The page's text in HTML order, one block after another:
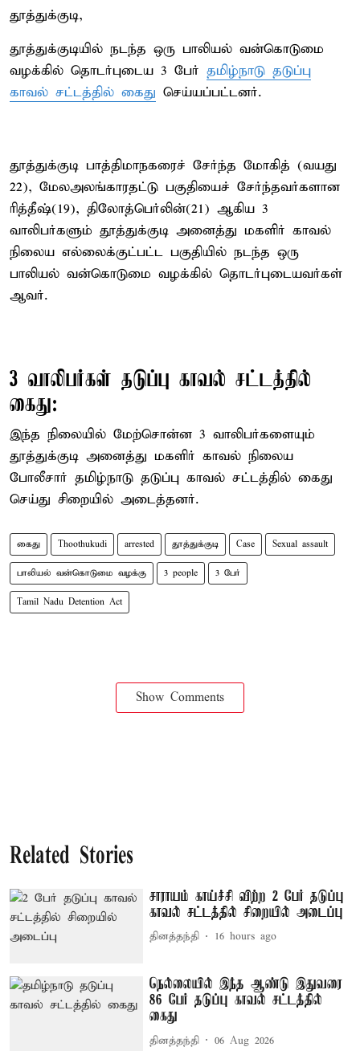
தூத்துக்குடி,
தூத்துக்குடியில் நடந்த ஒரு பாலியல் வன்கொடுமை
வழக்கில் தொடர்புடைய 3 பேர் தமிழ்நாடு தடுப்பு
காவல் சட்டத்தில் கைது செய்யப்பட்டனர்.
தூத்துக்குடி பாத்திமாநகரைச் சேர்ந்த மோகித் (வயது
22), மேலஅலங்காரதட்டு பகுதியைச் சேர்ந்தவர்களான
ரித்தீஷ்(19), திலோத்பெர்லின்(21) ஆகிய 3
வாலிபர்களும் தூத்துக்குடி அனைத்து மகளிர் காவல்
நிலைய எல்லைக்குட்பட்ட பகுதியில் நடந்த ஒரு
பாலியல் வன்கொடுமை வழக்கில் தொடர்புடையவர்கள்
ஆவர்.
3 வாலிபர்கள் தடுப்பு காவல் சட்டத்தில்
கைது:
இந்த நிலையில் மேற்சொன்ன 3 வாலிபர்களையும்
தூத்துக்குடி அனைத்து மகளிர் காவல் நிலைய
போலீசார் தமிழ்நாடு தடுப்பு காவல் சட்டத்தில் கைது
செய்து சிறையில் அடைத்தனர்.
கைது Thoothukudi arrested தூத்துக்குடி Case Sexual assault
பாலியல் வன்கொடுமை வழக்கு 3 people 3 பேர்
Tamil Nadu Detention Act
Show Comments
Related Stories
சாராயம் காய்ச்சி விற்ற 2 பேர் தடுப்பு
காவல் சட்டத்தில் சிறையில் அடைப்பு
தினத்தந்தி 16 hours ago
நெல்லையில் இந்த ஆண்டு இதுவரை
86 பேர் தடுப்பு காவல் சட்டத்தில்
கைது
தினத்தந்தி 06 Aug 2026